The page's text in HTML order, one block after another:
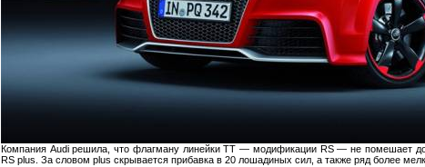
Компания Audi решила, что флагману линейки TT — модификации RS — не помешает
RS plus. За словом plus скрывается прибавка в 20 лошадиных сил, а также ряд более